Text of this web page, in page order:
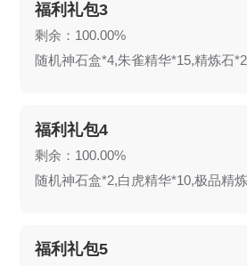
福利礼包3
剩余：100.00%
福利礼包4
剩余：100.00%
福利礼包5